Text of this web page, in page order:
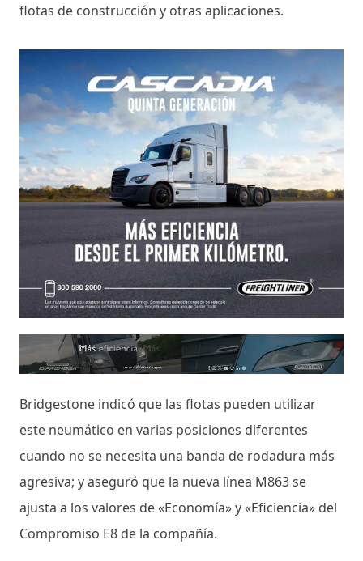
flotas de construcción y otras aplicaciones.
Bridgestone indicó que las flotas pueden utilizar
este neumático en varias posiciones diferentes
cuando no se necesita una banda de rodadura más
agresiva; y aseguró que la nueva línea M863 se
ajusta a los valores de «Economía» y «Eficiencia» del
Compromiso E8 de la compañía.